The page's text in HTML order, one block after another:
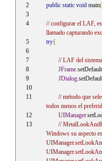
public static void main(
// configurar el LAF,
llamado capturando
try{
// LAF del
JFrame
JDialog
// método que
todos menos el
UIManager.
//
Windows su aspecto